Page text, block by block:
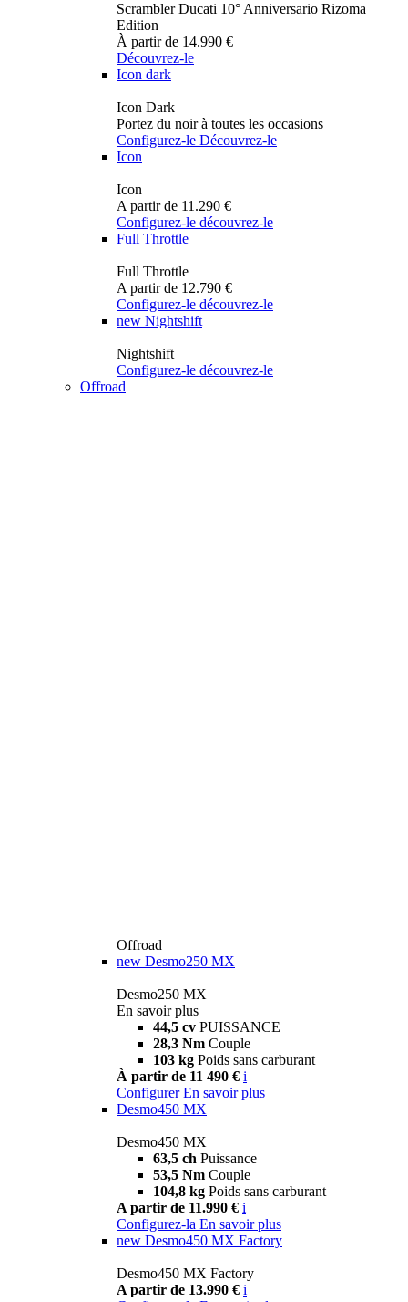
Scrambler Ducati 10° Anniversario Rizoma
Edition
À partir de 14.990 €
Découvrez-le
Icon dark
Icon Dark
Portez du noir à toutes les occasions
Configurez-le Découvrez-le
Icon
Icon
A partir de 11.290 €
Configurez-le découvrez-le
Full Throttle
Full Throttle
A partir de 12.790 €
Configurez-le découvrez-le
new Nightshift
Nightshift
Configurez-le découvrez-le
Offroad
Offroad
new Desmo250 MX
Desmo250 MX
En savoir plus
44,5 cv PUISSANCE
28,3 Nm Couple
103 kg Poids sans carburant
À partir de 11 490 € i
Configurer En savoir plus
Desmo450 MX
Desmo450 MX
63,5 ch Puissance
53,5 Nm Couple
104,8 kg Poids sans carburant
A partir de 11.990 € i
Configurez-la En savoir plus
new Desmo450 MX Factory
Desmo450 MX Factory
A partir de 13.990 € i